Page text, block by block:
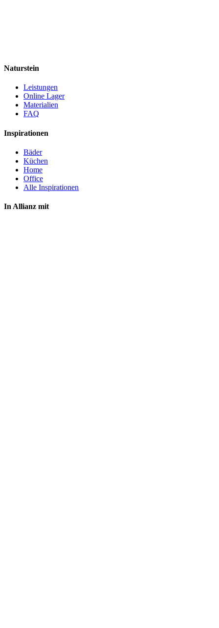
Naturstein
Leistungen
Online Lager
Materialien
FAQ
Inspirationen
Bäder
Küchen
Home
Office
Alle Inspirationen
In Allianz mit